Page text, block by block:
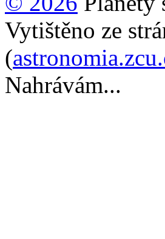
Vytištěno ze
(
Nahrávám...